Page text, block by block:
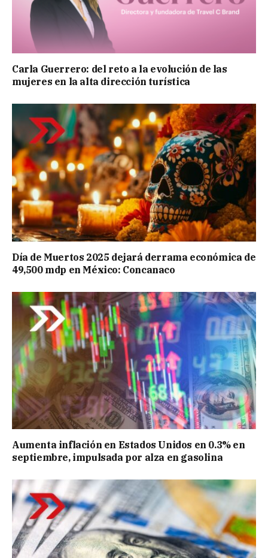
Carla Guerrero: del reto a la evolución de las
mujeres en la alta dirección turística
Día de Muertos 2025 dejará derrama económica de
49,500 mdp en México: Concanaco
Aumenta inflación en Estados Unidos en 0.3% en
septiembre, impulsada por alza en gasolina